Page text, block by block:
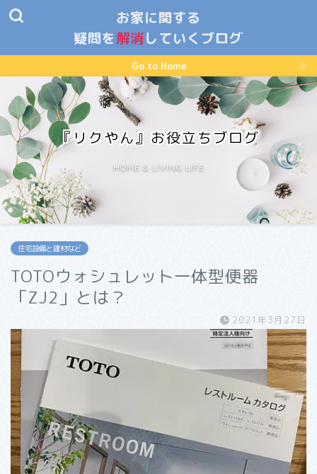
お家に関する
疑問を 解消 していくブログ
Go to Home
『リクやん』お役立ちブログ
HOME & LIVING LIFE
住宅設備と建材など
TOTOウォシュレット一体型便器
「ZJ2」とは？
2021年3月27日